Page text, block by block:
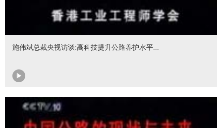
施伟斌总裁央视访谈:高科技提升公路养护水平...